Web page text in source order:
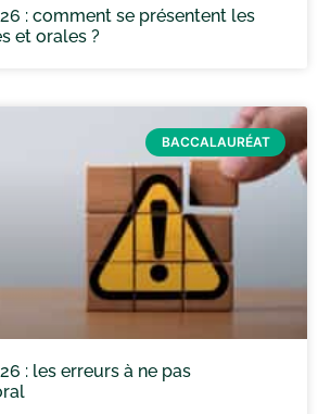
: comment se présentent les
et orales ?
BACCALAURÉAT
: les erreurs à ne pas